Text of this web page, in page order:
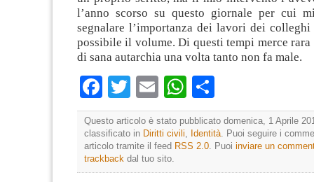
l’anno scorso su questo giornale per cui
segnalare l’importanza dei lavori dei colleghi
possibile il volume. Di questi tempi merce rara
di sana autarchia una volta tanto non fa male.
Facebook
TwitterEmailWhatsApp
Questo articolo è stato pubblicato domenica, 1 Aprile
classificato in Diritti civili Identità . Puoi seguire i
articolo tramite il feed RSS 2.0 . Puoi inviare un
trackback dal tuo sito.